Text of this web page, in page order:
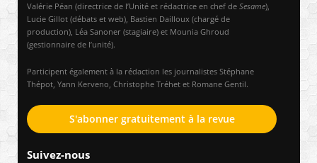
Valérie Péan (directrice de l’Unité et rédactrice en chef de Sesame),
Lucie Gillot (débats et web), Bastien Dailloux (chargé de
production), Léa Sanoner (stagiaire) et Mounia Ghroud
(gestionnaire de l’unité).
Participent également à la rédaction les journalistes Stéphane
Thépot, Yann Kerveno, Christophe Tréhet et Romane Gentil.
S'abonner gratuitement à la revue
Suivez-nous